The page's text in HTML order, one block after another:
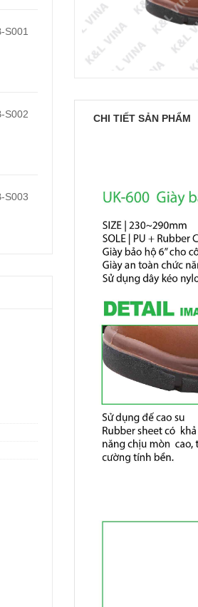
S001
S002
S003
CHI TIẾT SẢN PHẨM